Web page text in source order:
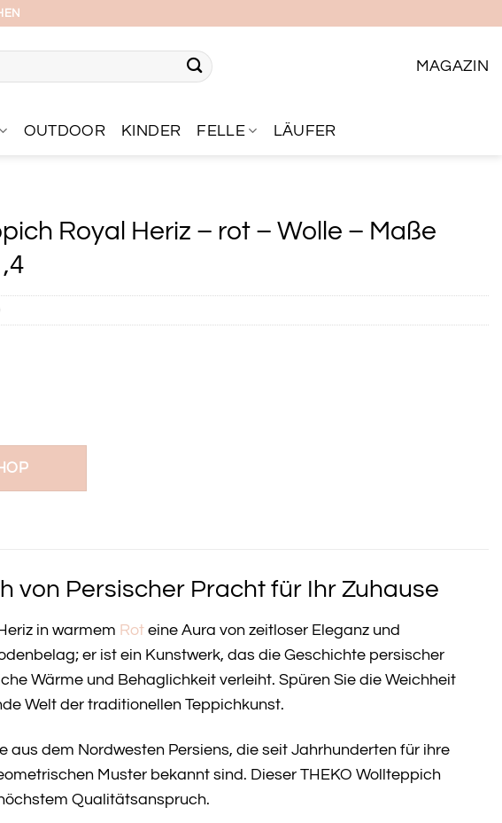
MAGAZIN
OUTDOOR KINDER FELLE LÄUFER
Royal Heriz – rot – Wolle – Maße
von Persischer Pracht für Ihr Zuhause
in warmem Rot eine Aura von zeitloser Eleganz und
er ist ein Kunstwerk, das die Geschichte persischer
Wärme und Behaglichkeit verleiht. Spüren Sie die Weichheit
Welt der traditionellen Teppichkunst.
aus dem Nordwesten Persiens, die seit Jahrhunderten für ihre
Muster bekannt sind. Dieser THEKO Wollteppich
Qualitätsanspruch.